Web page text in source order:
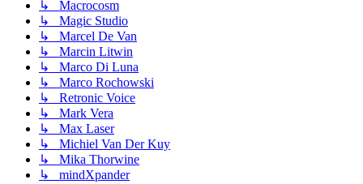
↳ Macrocosm
↳ Magic Studio
↳ Marcel De Van
↳ Marcin Litwin
↳ Marco Di Luna
↳ Marco Rochowski
↳ Retronic Voice
↳ Mark Vera
↳ Max Laser
↳ Michiel Van Der Kuy
↳ Mika Thorwine
↳ mindXpander